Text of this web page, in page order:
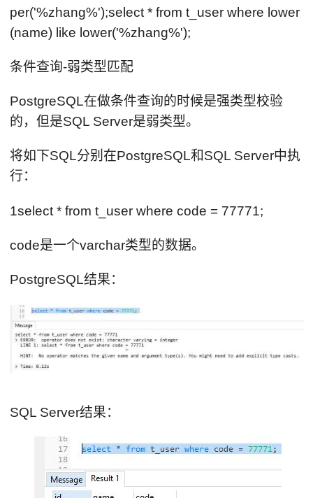
per('%zhang%');select * from t_user where lower
(name) like lower('%zhang%');
条件查询-弱类型匹配
PostgreSQL在做条件查询的时候是强类型校验
的，但是SQL Server是弱类型。
将如下SQL分别在PostgreSQL和SQL Server中执
行：
1select * from t_user where code = 77771;
code是一个varchar类型的数据。
PostgreSQL结果：
SQL Server结果：